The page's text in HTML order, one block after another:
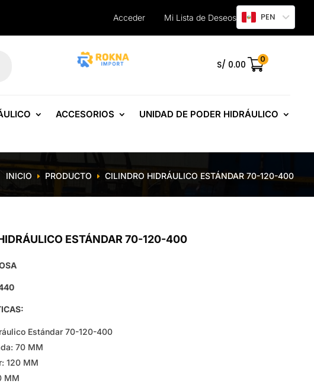
Acceder Mi Lista de Deseos PEN
S/ 0.00 0
ACCESORIOS
UNIDAD DE PODER HIDRÁULICO
INICIO E PRODUCTO E CILINDRO HIDRÁULICO ESTÁNDAR 70-120-400
ESTÁNDAR 70-120-400
Estándar 70-120-400
70 MM
120 MM
MM